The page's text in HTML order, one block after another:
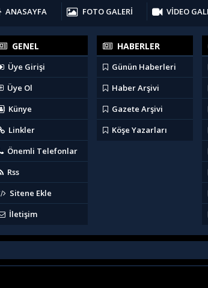
ANASAYFA FOTO GALERİ VİDEO
GENEL
Üye Girişi
Üye Ol
Künye
Linkler
Önemli Telefonlar
Rss
Sitene Ekle
İletişim
HABERLER
Günün Haberleri
Haber Arşivi
Gazete Arşivi
Köşe Yazarları